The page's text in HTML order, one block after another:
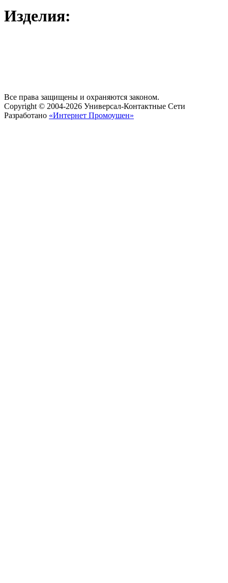
Изделия:
Все права защищены и охраняются законом.
Copyright © 2004-2026 Универсал-Контактные Сети
Разработано «Интернет Промоушен»